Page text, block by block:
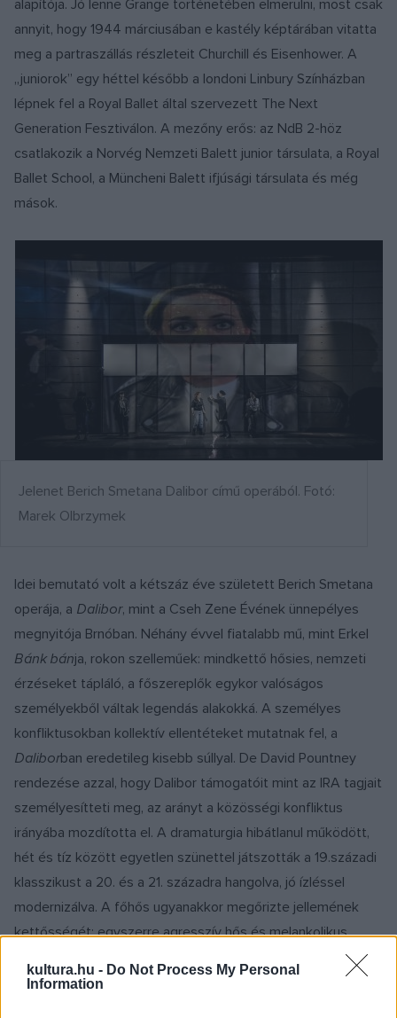
kultura.hu - Do Not Process My Personal
Information
alapítója. Jó lenne Grange történetében elmerülni, most csak
annyit, hogy 1944 márciusában e kastély képtárában vitatta
meg a partraszállás részleteit Churchill és Eisenhower. A
„juniorok” egy héttel később a londoni Linbury Színházban
lépnek fel a Royal Ballet által szervezett The Next
Generation Fesztiválon. A mezőny erős: az NdB 2-höz
csatlakozik a Norvég Nemzeti Balett junior társulata, a Royal
Ballet School, a Müncheni Balett ifjúsági társulata és még
mások.
Jelenet Berich Smetana Dalibor című operából. Fotó:
Marek Olbrzymek
Idei bemutató volt a kétszáz éve született Berich Smetana
operája, a Dalibor, mint a Cseh Zene Évének ünnepélyes
megnyitója Brnóban. Néhány évvel fiatalabb mű, mint Erkel
Bánk bánja, rokon szelleműek: mindkettő hősies, nemzeti
érzéseket tápláló, a főszereplők egykor valóságos
személyekből váltak legendás alakokká. A személyes
konfliktusokban kollektív ellentéteket mutatnak fel, a
Daliborban eredetileg kisebb súllyal. De David Pountney
rendezése azzal, hogy Dalibor támogatóit mint az IRA tagjait
személyesítteti meg, az arányt a közösségi konfliktus
irányába mozdította el. A dramaturgia hibátlanul működött,
hét és tíz között egyetlen szünettel játszották a 19.századi
klasszikust a 20. és a 21. századra hangolva, jó ízléssel
modernizálva. A főhős ugyanakkor megőrizte jellemének
kettősségét: egyszerre agresszív hős és melankolikus
költő. Tomáš Hanus karmester szerint Smetana csodálatos,
szenvedélyes zenét komponált, a látott előadáson ez